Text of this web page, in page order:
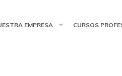
EMPRESA CURSOS